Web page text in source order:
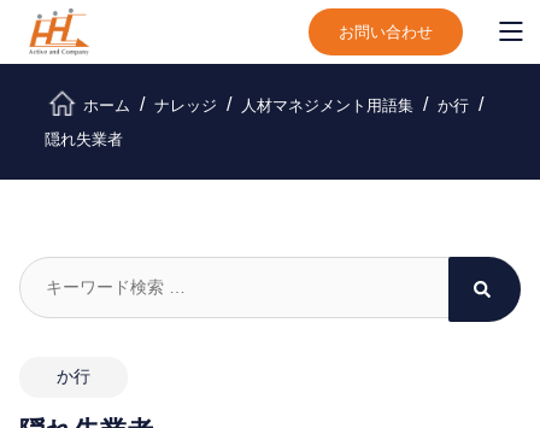
お問い合わせ
ホーム ナレッジ 人材マネジメント用語集
か行
隠れ失業者
か行